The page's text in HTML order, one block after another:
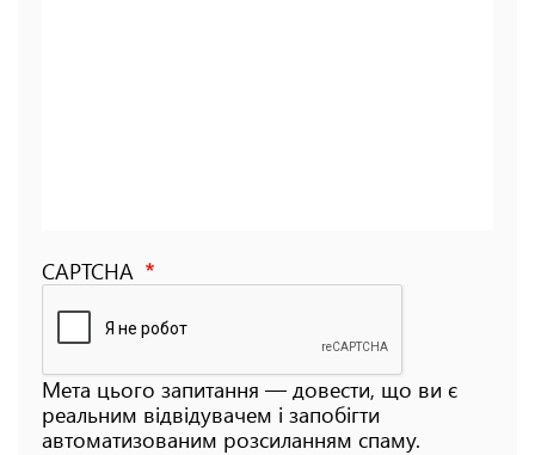
CAPTCHA
Мета цього запитання — довести, що ви є
реальним відвідувачем і запобігти
автоматизованим розсиланням спаму.